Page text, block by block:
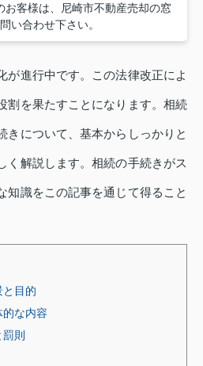
お客様は、尼崎市不動産売却の窓
い合わせ下さい。
が進行中です。この法律改正によ
割を果たすことになります。相続
きについて、基本からしっかりと
く解説します。相続の手続きがス
知識をこの記事を通じて得ること
と目的
的な内容
則